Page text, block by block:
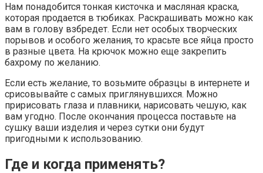
Нам понадобится тонкая кисточка и масляная краска,
которая продается в тюбиках. Раскрашивать можно как
вам в голову взбредет. Если нет особых творческих
порывов и особого желания, то красьте все яйца просто
в разные цвета. На крючок можно еще закрепить
бахрому по желанию.
Если есть желание, то возьмите образцы в интернете и
срисовывайте с самых приглянувшихся. Можно
пририсовать глаза и плавники, нарисовать чешую, как
вам угодно. После окончания процесса поставьте на
сушку ваши изделия и через сутки они будут
пригодными к использованию.
Где и когда применять?